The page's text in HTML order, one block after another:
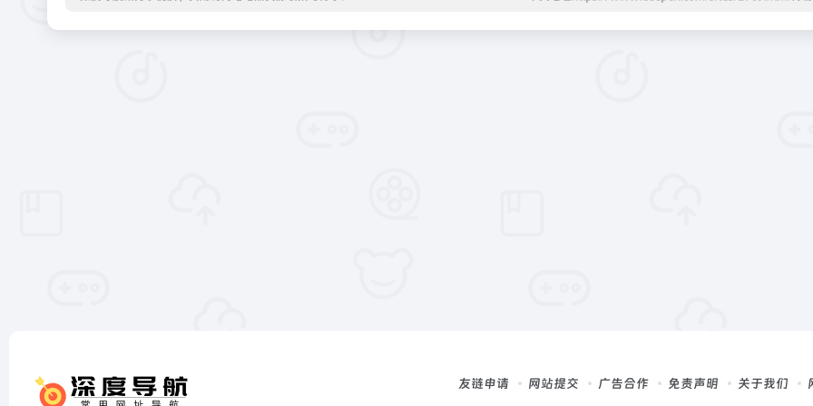
友链申请 网站提交 广告合作 免责声明 关于我们